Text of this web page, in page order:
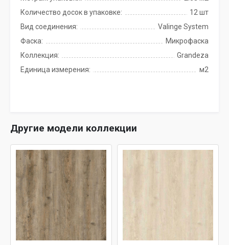
Количество досок в упаковке:
12 шт
Вид соединения:
Valinge System
Фаска:
Микрофаска
Коллекция:
Grandeza
Единица измерения:
м2
Другие модели коллекции